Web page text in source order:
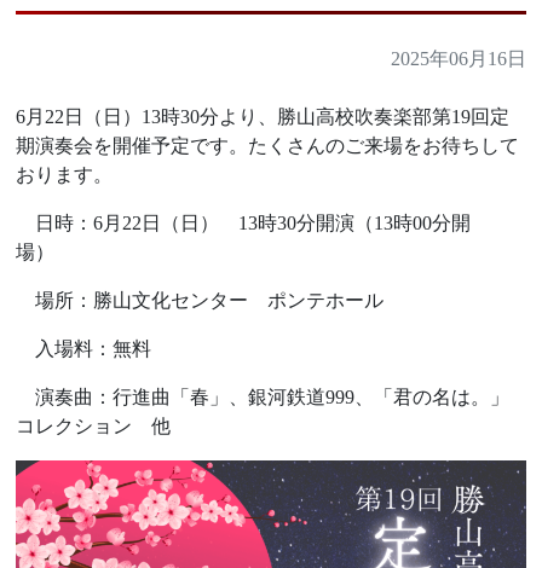
2025年06月16日
6月22日（日）13時30分より、勝山高校吹奏楽部第19回定
期演奏会を開催予定です。たくさんのご来場をお待ちして
おります。
日時：6月22日（日） 13時30分開演（13時00分開
場）
場所：勝山文化センター ポンテホール
入場料：無料
演奏曲：行進曲「春」、銀河鉄道999、「君の名は。」
コレクション 他